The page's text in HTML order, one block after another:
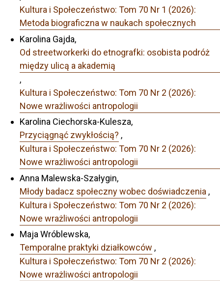
Kultura i Społeczeństwo: Tom 70 Nr 1 (2026):
Metoda biograficzna w naukach społecznych
Karolina Gajda,
Od streetworkerki do etnografki: osobista podróż
między ulicą a akademią
,
Kultura i Społeczeństwo: Tom 70 Nr 2 (2026):
Nowe wrażliwości antropologii
Karolina Ciechorska-Kulesza,
Przyciągnąć zwykłością? ,
Kultura i Społeczeństwo: Tom 70 Nr 2 (2026):
Nowe wrażliwości antropologii
Anna Malewska-Szałygin,
Młody badacz społeczny wobec doświadczenia ,
Kultura i Społeczeństwo: Tom 70 Nr 2 (2026):
Nowe wrażliwości antropologii
Maja Wróblewska,
Temporalne praktyki działkowców ,
Kultura i Społeczeństwo: Tom 70 Nr 2 (2026):
Nowe wrażliwości antropologii